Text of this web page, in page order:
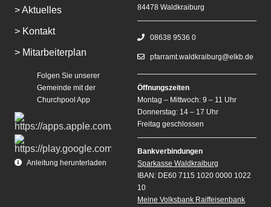
> Aktuelles
> Kontakt
> Mitarbeiterplan
Folgen Sie unserer
Gemeinde mit der
Churchpool App
Anleitung herunterladen
84478 Waldkraiburg
08638 9536 0
pfarramt.waldkraiburg@elkb.de
Öffnungszeiten
Montag – Mittwoch: 9 – 11 Uhr
Donnerstag: 14 – 17 Uhr
Freitag geschlossen
Bankverbindungen
Sparkasse Waldkraiburg
IBAN: DE60 7115 1020 0000 1022
10
Meine Volksbank Raiffeisenbank